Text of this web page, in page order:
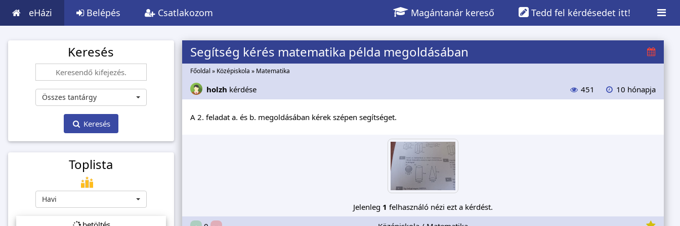
eHázi Belépés Csatlakozom Tedd fel kérdésedet itt!
Magántanár kereső
Keresés
Összes tantárgy
Keresés
Toplista
Havi
Segítség kérés matematika példa megoldásában
Főoldal » Középiskola » Matematika
holzh kérdése 451 10 hónapja
A 2. feladat a. és b. megoldásában kérek szépen segítséget.
Jelenleg 1 felhasználó nézi ezt a kérdést.